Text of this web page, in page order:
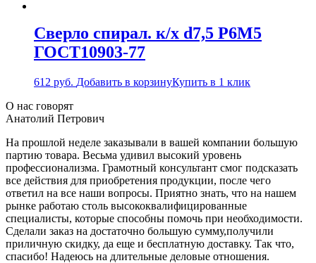
Сверло спирал. к/х d7,5 Р6М5
ГОСТ10903-77
612 руб. Добавить в корзинуКупить в 1 клик
О нас говорят
Анатолий Петрович
На прошлой неделе заказывали в вашей компании большую
партию товара. Весьма удивил высокий уровень
профессионализма. Грамотный консультант смог подсказать
все действия для приобретения продукции, после чего
ответил на все наши вопросы. Приятно знать, что на нашем
рынке работаю столь высококвалифицированные
специалисты, которые способны помочь при необходимости.
Сделали заказ на достаточно большую сумму,получили
приличную скидку, да еще и бесплатную доставку. Так что,
спасибо! Надеюсь на длительные деловые отношения.